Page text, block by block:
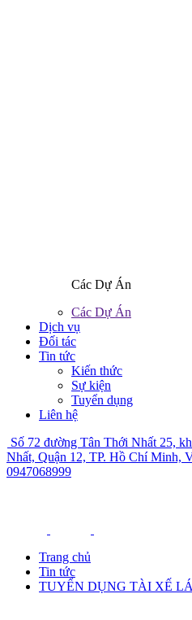
Các Dự Án
Các Dự Án
Dịch vụ
Đối tác
Tin tức
Kiến thức
Sự kiện
Tuyển dụng
Liên hệ
Số 72 đường Tân Thới Nhất 25,
Nhất, Quận 12, TP. Hồ Chí Minh,
0947068999
Trang chủ
Tin tức
TUYỂN DỤNG TÀI XẾ